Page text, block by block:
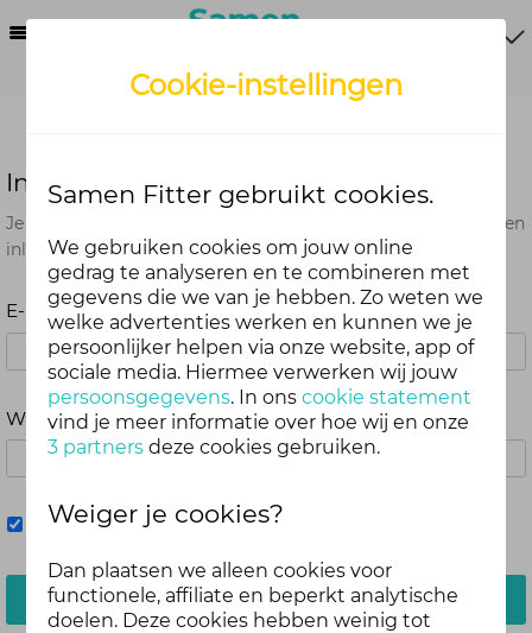
Inloggen
Je kunt met je Samen Fitter inloggegevens op alle onderdelen
inloggen. Dus één account voor website, app en webshop.
E-mailadres
Wachtwoord
Mij onthouden
Inloggen
Cookie-instellingen
Samen Fitter gebruikt cookies.
We gebruiken cookies om jouw online
gedrag te analyseren en te combineren met
gegevens die we van je hebben. Zo weten we
welke advertenties werken en kunnen we je
persoonlijker helpen via onze website, app of
sociale media. Hiermee verwerken wij jouw
persoonsgegevens. In onscookie statement
vind je meer informatie over hoe wij en onze
3 partners deze cookies gebruiken.
Weiger je cookies?
Dan plaatsen we alleen cookies voor
functionele, affiliate en beperkt analytische
doelen. Deze cookies hebben weinig tot